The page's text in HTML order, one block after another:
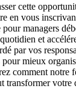
cette
en vous
managers
et
par vos
pour mieux
comment notre
transformer votre